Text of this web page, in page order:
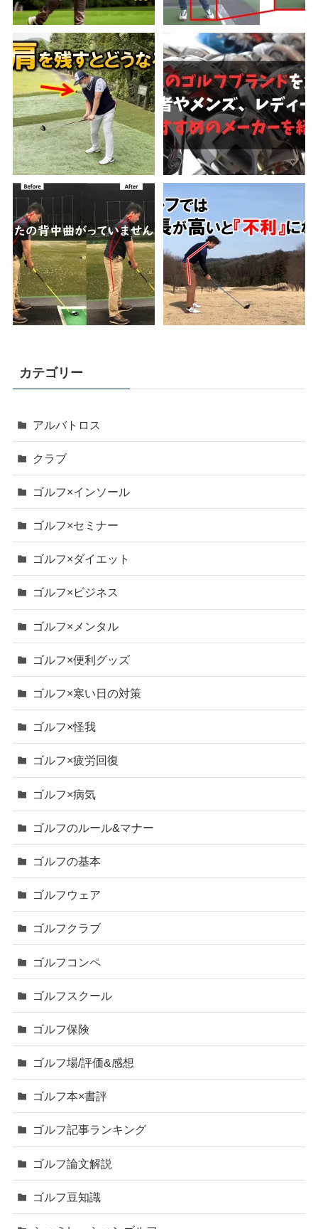
カテゴリー
アルバトロス
クラブ
ゴルフ×インソール
ゴルフ×セミナー
ゴルフ×ダイエット
ゴルフ×ビジネス
ゴルフ×メンタル
ゴルフ×便利グッズ
ゴルフ×寒い日の対策
ゴルフ×怪我
ゴルフ×疲労回復
ゴルフ×病気
ゴルフのルール&マナー
ゴルフの基本
ゴルフウェア
ゴルフクラブ
ゴルフコンペ
ゴルフスクール
ゴルフ保険
ゴルフ場/評価&感想
ゴルフ本×書評
ゴルフ記事ランキング
ゴルフ論文解説
ゴルフ豆知識